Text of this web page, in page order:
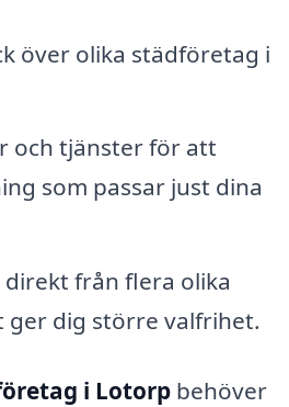
över olika städföretag i
och tjänster för att
som passar just dina
från flera olika
ger dig större valfrihet.
i Lotorp behöver